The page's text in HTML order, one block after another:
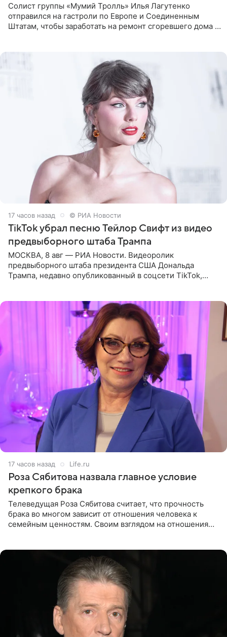
Солист группы «Мумий Тролль» Илья Лагутенко
отправился на гастроли по Европе и Соединенным
Штатам, чтобы заработать на ремонт сгоревшего дома в
17 часов назад © РИА Новости
TikTok убрал песню Тейлор Свифт из видео
предвыборного штаба Трампа
МОСКВА, 8 авг — РИА Новости. Видеоролик
предвыборного штаба президента США Дональда
Трампа, недавно опубликованный в соцсети TikTok,
17 часов назад Life.ru
Роза Сябитова назвала главное условие
крепкого брака
Телеведущая Роза Сябитова считает, что прочность
брака во многом зависит от отношения человека к
семейным ценностям. Своим взглядом на отношения